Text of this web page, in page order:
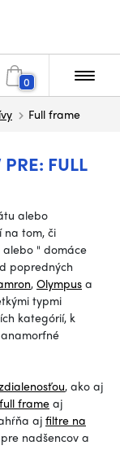
0
Full frame
FULL
alebo
na tom, či
alebo " domáce
popredných
, Olympus a
typmi
kategórií, k
, ako aj
full frame aj
aj filtre na
nadšencov a